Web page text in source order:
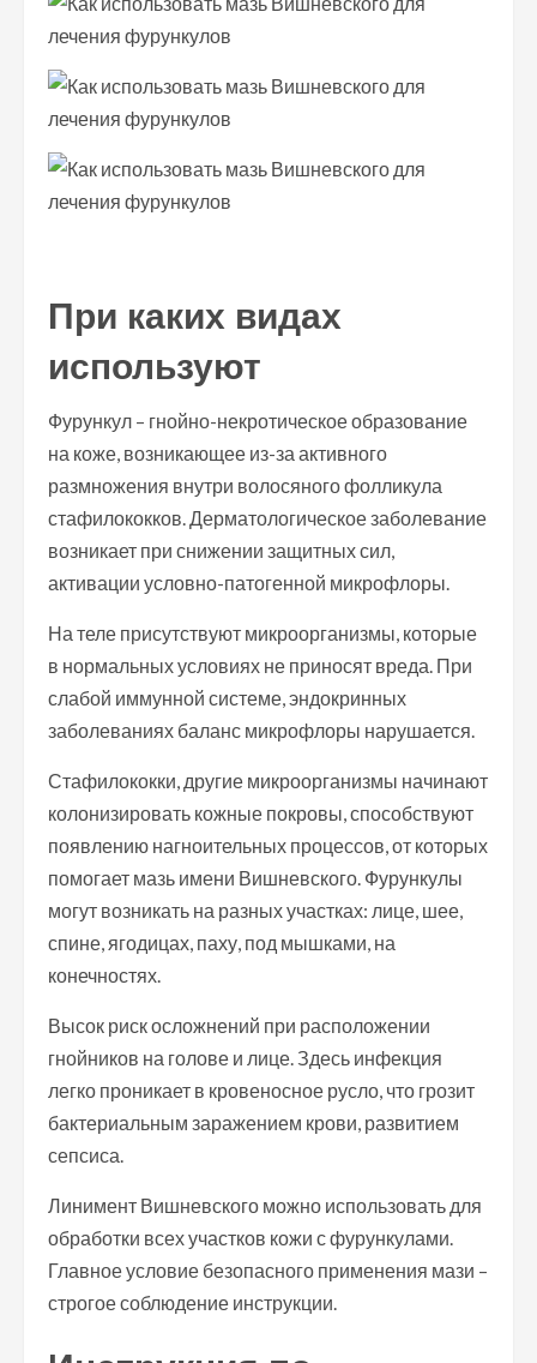
При каких видах
используют
Фурункул – гнойно-некротическое образование
на коже, возникающее из-за активного
размножения внутри волосяного фолликула
стафилококков. Дерматологическое заболевание
возникает при снижении защитных сил,
активации условно-патогенной микрофлоры.
На теле присутствуют микроорганизмы, которые
в нормальных условиях не приносят вреда. При
слабой иммунной системе, эндокринных
заболеваниях баланс микрофлоры нарушается.
Стафилококки, другие микроорганизмы начинают
колонизировать кожные покровы, способствуют
появлению нагноительных процессов, от которых
помогает мазь имени Вишневского. Фурункулы
могут возникать на разных участках: лице, шее,
спине, ягодицах, паху, под мышками, на
конечностях.
Высок риск осложнений при расположении
гнойников на голове и лице. Здесь инфекция
легко проникает в кровеносное русло, что грозит
бактериальным заражением крови, развитием
сепсиса.
Линимент Вишневского можно использовать для
обработки всех участков кожи с фурункулами.
Главное условие безопасного применения мази –
строгое соблюдение инструкции.